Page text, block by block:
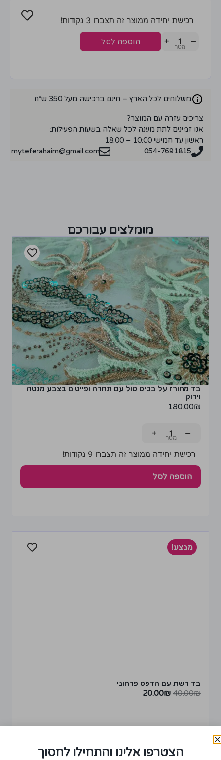
רכישת יחידה ממוצר זה תצברו 3 נקודות!
−
+ הוספה לסל
משלוחים לכל הארץ – חינם ברכישה מעל 350 ש״ח
צריכים עזרה עם המוצר?
אנו זמינים לתת מענה לכל שאלה בשעות הפעילות:
ראשון עד חמישי 10:00 – 18:00
054-7691815
myteferahaim@gmail.com
מומלצים עבורכם
בד מחורז על בסיס טול עם תחרה ופייטים בצבע מנטה
וירוק
180.00₪
−
+
רכישת יחידה ממוצר זה תצברו 9 נקודות!
הוספה לסל
מבצע!
בד רשת עם הדפס פרחוני
40.00₪
20.00₪
הצטרפו אלינו והתחילו לחסוך